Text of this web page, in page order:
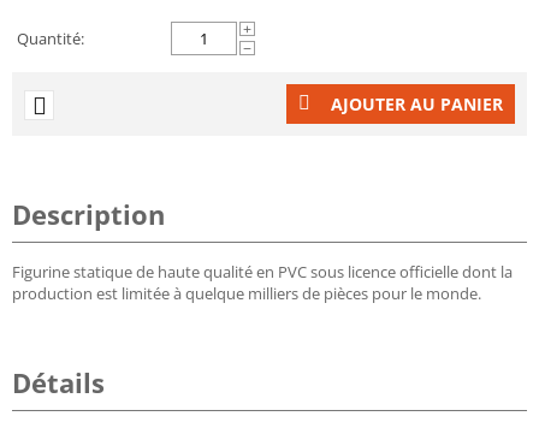
Quantité:
+
−
AJOUTER AU PANIER
Description
Figurine statique de haute qualité en PVC sous licence officielle dont la
production est limitée à quelque milliers de pièces pour le monde.
Détails